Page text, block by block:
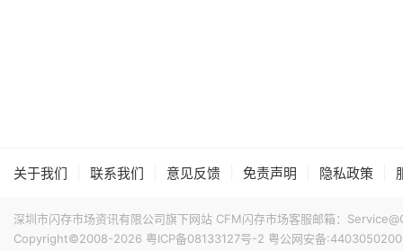
关于我们 联系我们 意见反馈 免责声明 隐私政策
深圳市闪存市场资讯有限公司旗下网站 CFM闪存市场客服邮箱：
Copyright©2008-2026 粤ICP备08133127号-2 粤公网安备